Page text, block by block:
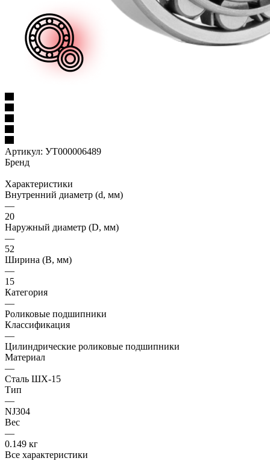
Артикул: УТ000006489
Бренд
Характеристики
Внутренний диаметр (d, мм)
—
20
Наружный диаметр (D, мм)
—
52
Ширина (B, мм)
—
15
Категория
—
Роликовые подшипники
Классификация
—
Цилиндрические роликовые подшипники
Материал
—
Сталь ШХ-15
Тип
—
NJ304
Вес
—
0.149 кг
Все характеристики